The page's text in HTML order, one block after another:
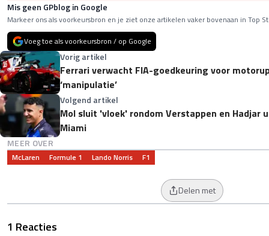
Mis geen GPblog in Google
Markeer ons als voorkeursbron en je ziet onze artikelen vaker bovenaan in Top
Voeg toe als voorkeursbron / op Google
Vorig artikel
Ferrari verwacht FIA-goedkeuring voor
‘manipulatie’
Volgend artikel
Mol sluit 'vloek' rondom Verstappen en Hadjar
Miami
MEER OVER
McLaren Formule 1 Lando Norris F1
Delen met
1 Reacties